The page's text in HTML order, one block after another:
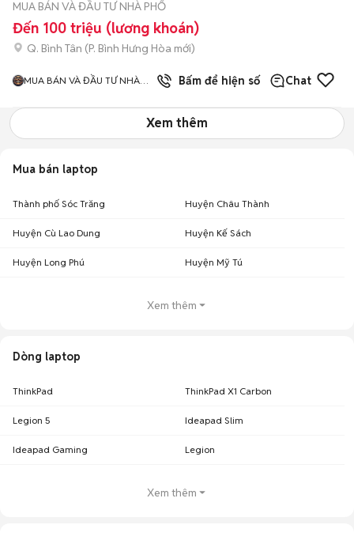
MUA BÁN VÀ ĐẦU TƯ NHÀ PHỐ
Đến 100 triệu (lương khoán)
Q. Bình Tân (P. Bình Hưng Hòa mới)
MUA BÁN VÀ ĐẦU TƯ NHÀ
Bấm để hiện số Chat
Xem thêm
Mua bán laptop
Thành phố Sóc Trăng Huyện Châu Thành
Huyện Cù Lao Dung Huyện Kế Sách
Huyện Long Phú Huyện Mỹ Tú
Xem thêm
Dòng laptop
ThinkPad ThinkPad X1 Carbon
Legion 5 Ideapad Slim
Ideapad Gaming Legion
Xem thêm